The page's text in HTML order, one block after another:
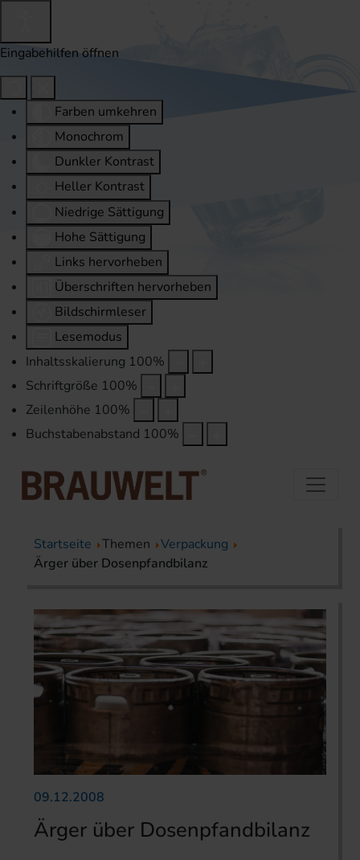
Eingabehilfen öffnen
Farben umkehren
Monochrom
Dunkler Kontrast
Heller Kontrast
Niedrige Sättigung
Hohe Sättigung
Links hervorheben
Überschriften hervorheben
Bildschirmleser
Lesemodus
Inhaltsskalierung 100%
Schriftgröße 100%
Zeilenhöhe 100%
Buchstabenabstand 100%
Startseite Themen
Verpackung
Ärger über Dosenpfandbilanz
09.12.2008
Ärger über Dosenpfandbilanz